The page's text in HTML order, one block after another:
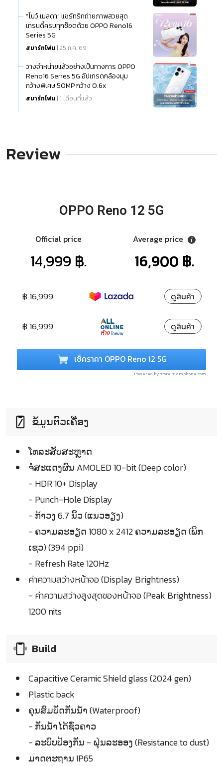
“โบว์ เมลดา” แชร์ทริกถ่ายภาพสวยสุด
เทรนดี้ครบทุกช็อตด้วย OPPO Reno16
Series 5G
สมาร์ทโฟน | 25 ก.ค. 69
วางจำหน่ายแล้วอย่างเป็นทางการ OPPO
Reno16 Series 5G อัปเกรดกล้องมุม
กว้างพิเศษ 50MP กว้าง 0.6x
สมาร์ทโฟน | 1 เดือนที่แล้ว
Review
OPPO Reno 12 5G
Official price
14,999 ฿.
Average price
16,900 ฿.
฿ 16,999 ดูสินค้า
฿ 16,999 ดูสินค้า
เช็คราคา OPPO Reno 12 5G
Powered by store.siamphone.com
ຂໍ້ມູນຕົວເຄື່ອງ
ໂທລະສັບສະຫຼາດ
ຈໍໍສະແດງຜົນ AMOLED 10-bit (Deep color)
- HDR 10+ Display
- Punch-Hole Display
- ກ້າວງ 6.7 ນິ້ວ (ແນວອຽງ)
- ຄວາມລະອຽດ 1080 x 2412 ຄວາມລະອຽດ (ພິກ
ເຊວ) (394 ppi)
- Refresh Rate 120Hz
ค่าความสว่างหน้าจอ (Display Brightness)
- ค่าความสว่างสูงสุดของหน้าจอ (Peak Brightness)
1200 nits
Build
Capacitive Ceramic Shield glass (2024 gen)
Plastic back
ຄຸນສົມບັດກັນນ້ຳ (Waterproof)
- ກັນນ້ຳໄດ້ຊົ່ວຄາວ
- ລະບົບປ້ອງກັນ - ຝຸ່ນລະອອງ (Resistance to dust)
ມາດຕະຖານ IP65